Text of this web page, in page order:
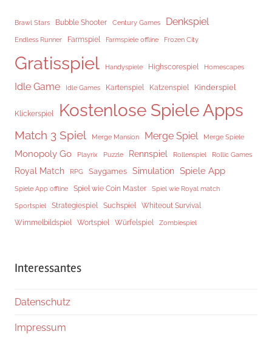
Brawl Stars Bubble Shooter Century Games Denkspiel
Endless Runner Farmspiel Farmspiele offline Frozen City
Gratisspiel Handyspiele Highscorespiel Homescapes
Idle Game Idle Games Kartenspiel Katzenspiel Kinderspiel
Klickerspiel Kostenlose Spiele Apps
Match 3 Spiel Merge Mansion Merge Spiel Merge Spiele
Monopoly Go Playrix Puzzle Rennspiel Rollenspiel Rollic Games
Royal Match RPG Saygames Simulation Spiele App
Spiele App offline Spiel wie Coin Master Spiel wie Royal match
Sportspiel Strategiespiel Suchspiel
Whiteout Survival
Wimmelbildspiel
Wortspiel Würfelspiel Zombiespiel
Interessantes
Datenschutz
Impressum